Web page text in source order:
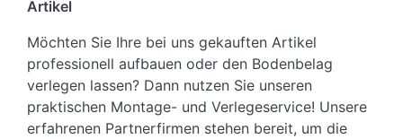
Artikel
Möchten Sie Ihre bei uns gekauften Artikel
professionell aufbauen oder den Bodenbelag
verlegen lassen? Dann nutzen Sie unseren
praktischen Montage- und Verlegeservice! Unsere
erfahrenen Partnerfirmen stehen bereit, um die